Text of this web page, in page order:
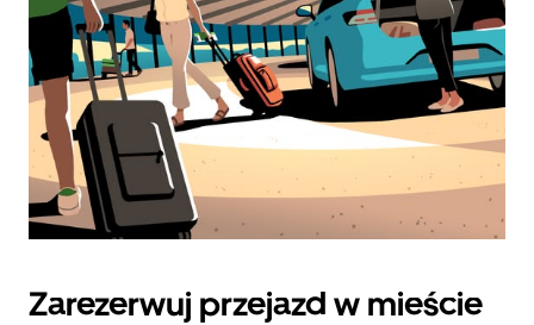
Zarezerwuj przejazd w mieście